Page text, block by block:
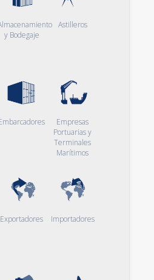
y Bodegaje
Astilleros
Empresas
Portuarias y
Terminales
Marítimos
Exportadores Importadores